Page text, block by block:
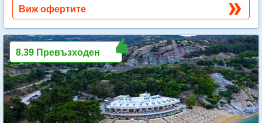
Виж офертите
8.39 Превъзходен